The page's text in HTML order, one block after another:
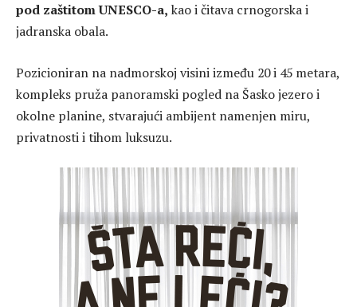
pod zaštitom UNESCO-a, kao i čitava crnogorska i
jadranska obala.
Pozicioniran na nadmorskoj visini između 20 i 45 metara,
kompleks pruža panoramski pogled na Šasko jezero i
okolne planine, stvarajući ambijent namenjen miru,
privatnosti i tihom luksuzu.